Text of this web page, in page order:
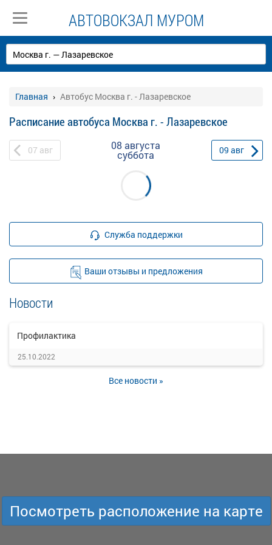
АВТОВОКЗАЛ МУРОМ
Главная Автобус Москва г. - Лазаревское
Расписание автобуса Москва г. - Лазаревское
07 авг 08 августа
суббота 09 авг
Служба поддержки
Ваши отзывы и предложения
Новости
Профилактика
25.10.2022
Все новости »
Посмотреть расположение на карте